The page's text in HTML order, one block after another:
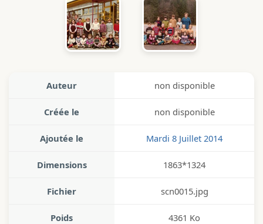
Auteur non disponible
Créée le non disponible
Ajoutée le Mardi 8 Juillet 2014
Dimensions 1863*1324
Fichier scn0015.jpg
Poids 4361 Ko